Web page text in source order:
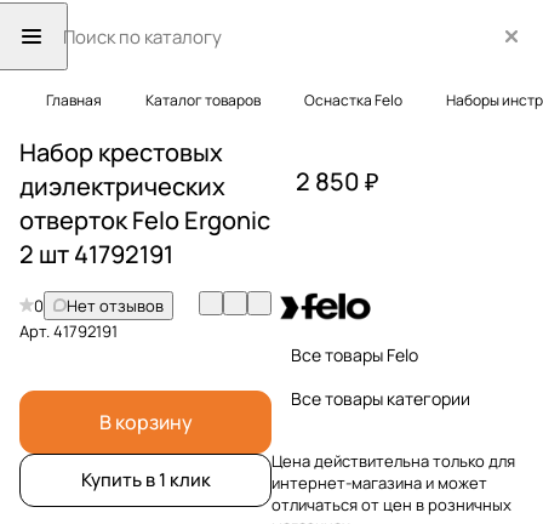
Главная Каталог товаров Оснастка Felo Наборы
Набор крестовых
диэлектрических
отверток Felo Ergonic
2 шт 41792191
0
Нет отзывов
Арт.41792191
В корзину
Купить в 1 клик
2 850 ₽
Все товары Felo
Все товары категории
Цена действительна только для
интернет-магазина и может
отличаться от цен в розничных